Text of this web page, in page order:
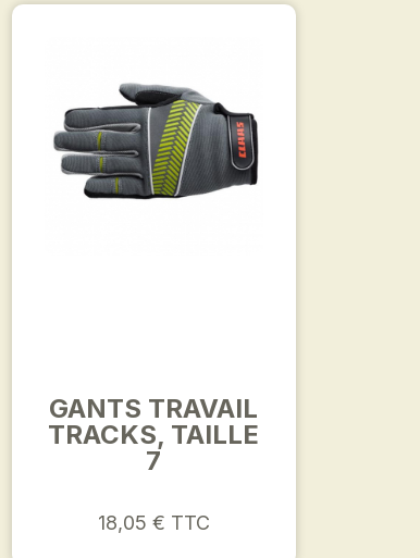
GANTS TRAVAIL
TRACKS, TAILLE
7
18,05 € TTC